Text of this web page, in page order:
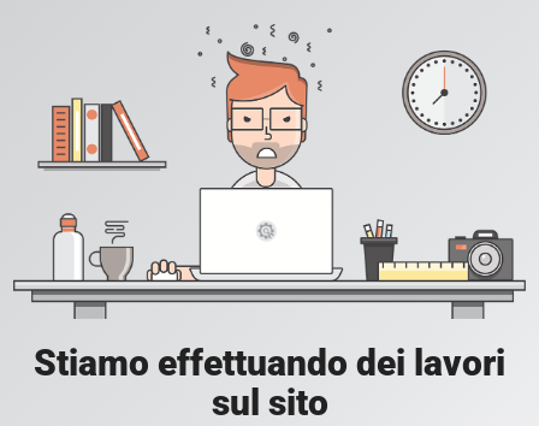
Stiamo effettuando dei lavori
sul sito